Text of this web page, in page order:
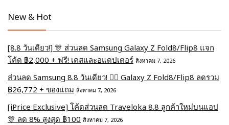
New & Hot
[8.8 วันเดียว!] 🎊 ส่วนลด Samsung Galaxy Z Fold8/Flip8 แจก
โค้ด ฿2,000 + ฟรี! เคสและอแดปเตอร์ สิงหาคม 7, 2026
ส่วนลด Samsung 8.8 วันเดียว! ❤️‍🔥 Galaxy Z Fold8/Flip8 ลดรวม
฿26,772 + ของแถม สิงหาคม 7, 2026
[iPrice Exclusive] โค้ดส่วนลด Traveloka 8.8 ลูกค้าใหม่บนแอป
🎊 ลด 8% สูงสุด​ ฿100 สิงหาคม 7, 2026